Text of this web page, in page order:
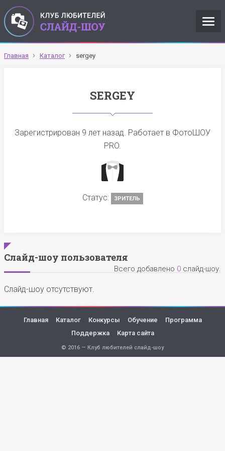
Главная Каталог sergey
SERGEY
Зарегистрирован 9 лет назад. Работает в ФотоШОУ
PRO.
Статус: ЗРИТЕЛЬ
Слайд-шоу пользователя
Всего добавлено 0 слайд-шоу.
Слайд-шоу отсутствуют.
Главная Каталог Конкурсы Обучение
Программа
Поддержка
Карта сайта
© 2016 — Клуб любителей слайд-шоу